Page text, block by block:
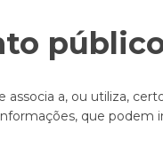
a, ou utiliza,
que podem